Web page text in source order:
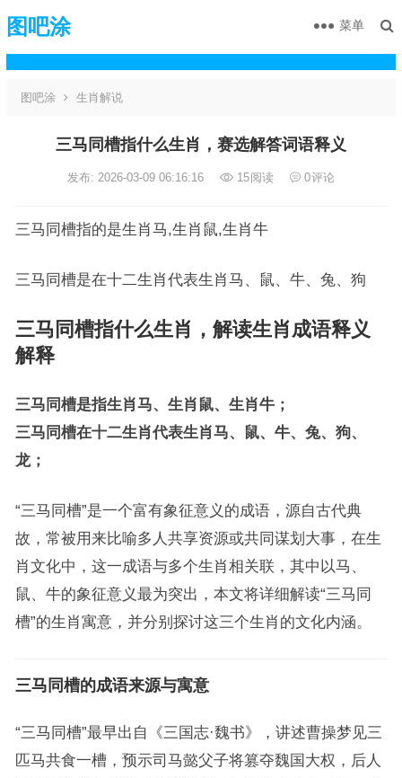
图吧涂 菜单
图吧涂 生肖解说
三马同槽指什么生肖，赛选解答词语释义
发布: 2026-03-09 06:16:16 15阅读 0评论
三马同槽指的是生肖马,生肖鼠,生肖牛
三马同槽是在十二生肖代表生肖马、鼠、牛、兔、狗
三马同槽指什么生肖，解读生肖成语释义
解释
三马同槽是指生肖马、生肖鼠、生肖牛；
三马同槽在十二生肖代表生肖马、鼠、牛、兔、狗、
龙；
“三马同槽”是一个富有象征意义的成语，源自古代典
故，常被用来比喻多人共享资源或共同谋划大事，在生
肖文化中，这一成语与多个生肖相关联，其中以马、
鼠、牛的象征意义最为突出，本文将详细解读“三马同
槽”的生肖寓意，并分别探讨这三个生肖的文化内涵。
三马同槽的成语来源与寓意
“三马同槽”最早出自《三国志·魏书》，讲述曹操梦见三
匹马共食一槽，预示司马懿父子将篡夺魏国大权，后人